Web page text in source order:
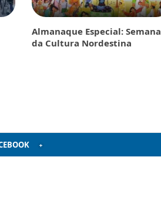
Almanaque Especial: Semana
da Cultura Nordestina